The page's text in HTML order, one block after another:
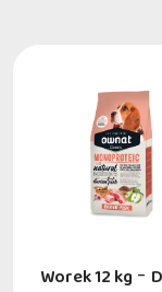
Worek 12 kg -